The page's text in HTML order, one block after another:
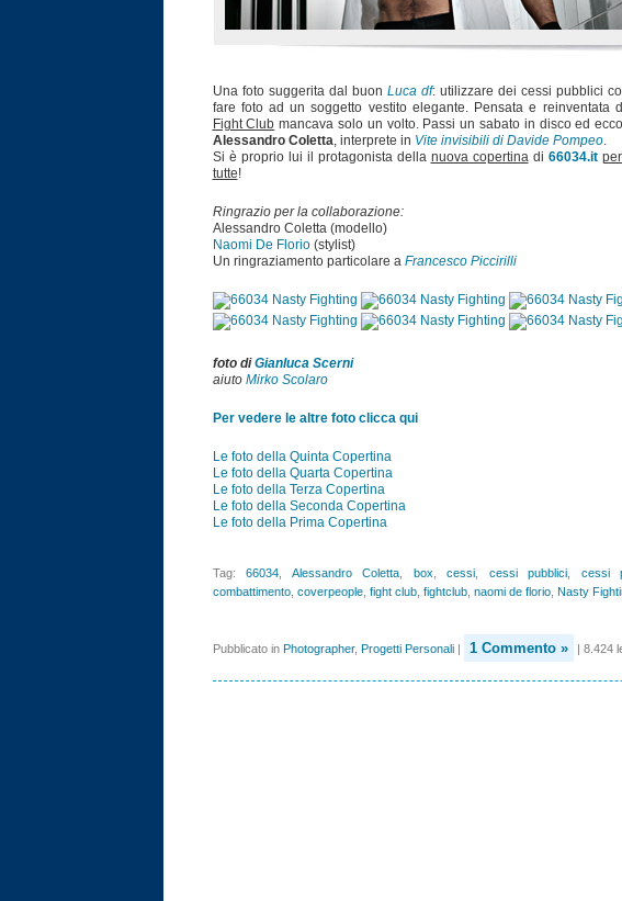
Una foto suggerita dal buon Luca df: utilizzare dei cessi pubblici
fare foto ad un soggetto vestito elegante. Pensata e reinventata
Fight Club mancava solo un volto. Passi un sabato in disco ed
Alessandro Coletta , interprete in Vite invisibili di Davide Pompeo.
Si è proprio lui il protagonista della nuova copertina di 66034.it
tutte!
Ringrazio per la collaborazione:
Alessandro Coletta (modello)
Naomi De Florio(stylist)
Un ringraziamento particolare a Francesco Piccirilli
foto diGianluca Scerni
aiuto Mirko Scolaro
Per vedere le altre foto clicca qui
Le foto della Quinta Copertina
Le foto della Quarta Copertina
Le foto della Terza Copertina
Le foto della Seconda Copertina
Le foto della Prima Copertina
Tag: 66034 Alessandro Coletta box cessi cessi pubblici cessi
combattimento, coverpeople, fight club, fightclub, naomi de florio, Nasty
Pubblicato in Photographer, Progetti Personali| 1 Commento » | 8.424